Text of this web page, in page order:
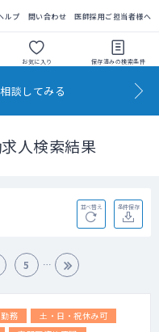
ルプ 問い合わせ 医師採用ご担当者様へ
お気に入り 保存済みの検索条件
談してみる
人検索結果
並べ替え 条件保存
5
務
土・日・祝休み可